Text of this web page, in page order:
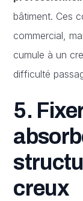
bâtiment. Ces
commercial,
cumule à un
difficulté
5.
creux